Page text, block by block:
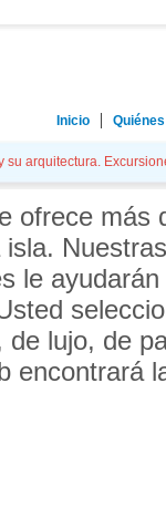
Inicio
su arquitectura.
ofrece más
le
lujo, de
encontrará